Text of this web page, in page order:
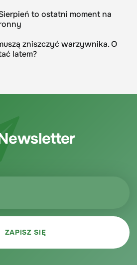
to ostatni moment na
zniszczyć warzywnika. O
latem?